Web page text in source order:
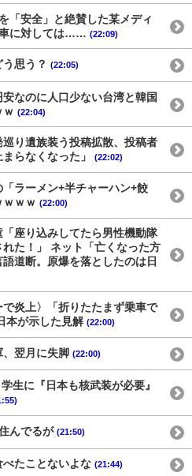
「安全」と絶賛した某メディ
車に対しては…… (22:09)
思う？ (22:05)
安なのに人口少ない台湾と韓国
(22:04)
巡り遺族装う投稿拡散、投稿者
らなくなった」
(22:02)
「ラーメン+半チャーハン+餃
ｗｗ (22:00)
「座り込みしてたら男性機動隊
た！」 ネット「亡くなった方
道断。原爆を落としたのは日
で炎上〉「折りたたまず乗車で
本が示した見解 (22:00)
翌月に失脚 (22:00)
生に『日本も核武装が必要』
んでるが (21:50)
べたことないよな (21:44)